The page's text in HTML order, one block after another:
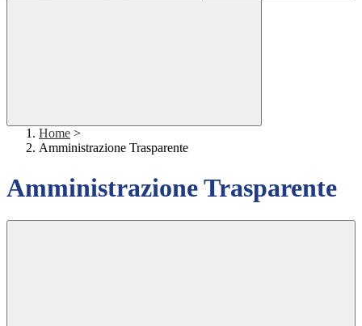
Home >
Amministrazione Trasparente
Amministrazione Trasparente